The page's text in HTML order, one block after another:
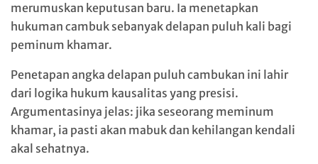
merumuskan keputusan baru. Ia menetapkan
hukuman cambuk sebanyak delapan puluh kali bagi
peminum khamar.
Penetapan angka delapan puluh cambukan ini lahir
dari logika hukum kausalitas yang presisi.
Argumentasinya jelas: jika seseorang meminum
khamar, ia pasti akan mabuk dan kehilangan kendali
akal sehatnya.